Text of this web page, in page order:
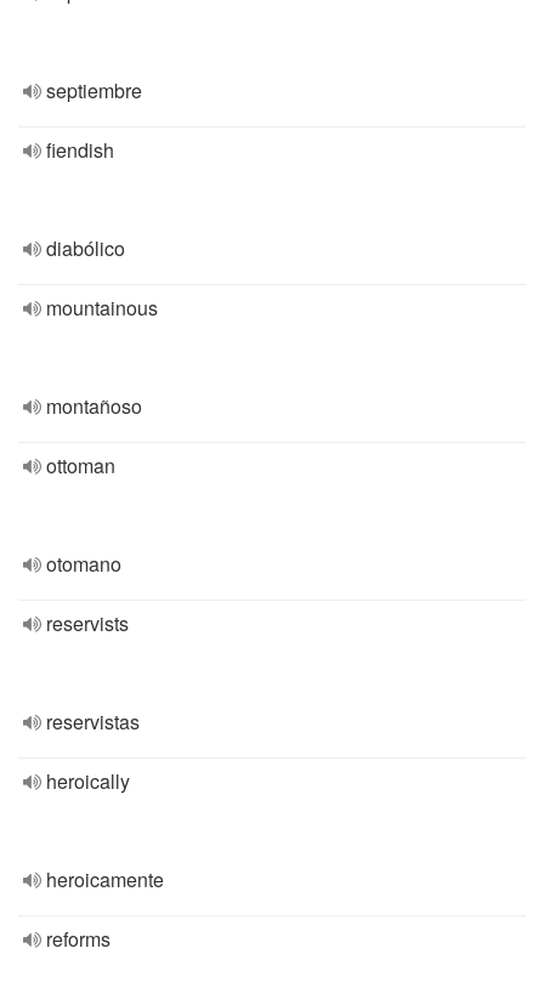
septiembre
fiendish
diabólico
mountainous
montañoso
ottoman
otomano
reservists
reservistas
heroically
heroicamente
reforms